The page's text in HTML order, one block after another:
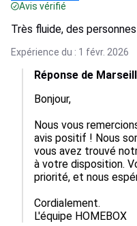
Avis vérifié
Très fluide, des
Expérience du : 1 févr. 2026
Réponse de
Bonjour,
Nous vous
avis positif ! Nous
vous avez trouvé
à votre disposition.
priorité, et nous
Cordialement.
L'équipe HOMEBOX